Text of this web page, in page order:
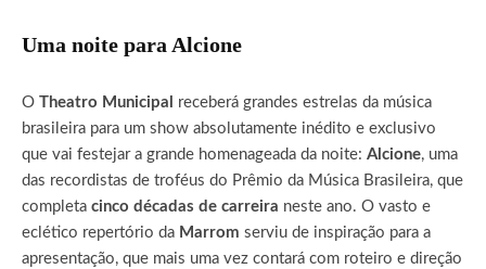
Uma noite para Alcione
O Theatro Municipal
receberá grandes estrelas da música
brasileira para um show absolutamente inédito e exclusivo
que vai festejar a grande homenageada da noite: Alcione, uma
das recordistas de troféus do Prêmio da Música Brasileira, que
completa cinco décadas de carreira neste ano. O vasto e
eclético repertório da Marrom serviu de inspiração para a
apresentação, que mais uma vez contará com roteiro e direção